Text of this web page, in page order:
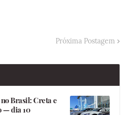
Próxima Postagem
Brasil: Creta e
— dia 10